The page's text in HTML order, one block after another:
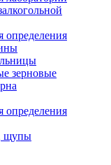
определения
зерновые
определения
щупы